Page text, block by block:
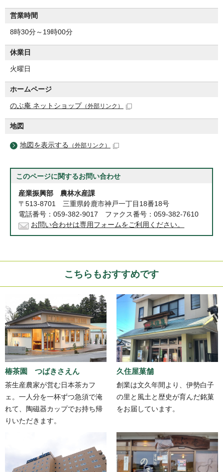
営業時間
8時30分～19時00分
休業日
火曜日
ホームページ
のぶ庵 ネットショップ （外部リンク）
地図
地図を表示する （外部リンク）
このページに関するお問い合わせ
産業振興部 農林水産課
〒513-8701 三重県鈴鹿市神戸一丁目18番18号
電話番号：059-382-9017 ファクス番号：059-382-7610
お問い合わせは専用フォームをご利用ください。
こちらもおすすめです
椿茶園 つばきさえん
茶生産農家が営む日本茶カフ
ェ。一人分を一杯ずつ急須で淹
れて、陶磁器カップでお持ち帰
りいただきます。
久住屋菓舗
創業は文久年間より、伊勢白子
の里と風土と歴史が育んだ銘菓
をお届しています。